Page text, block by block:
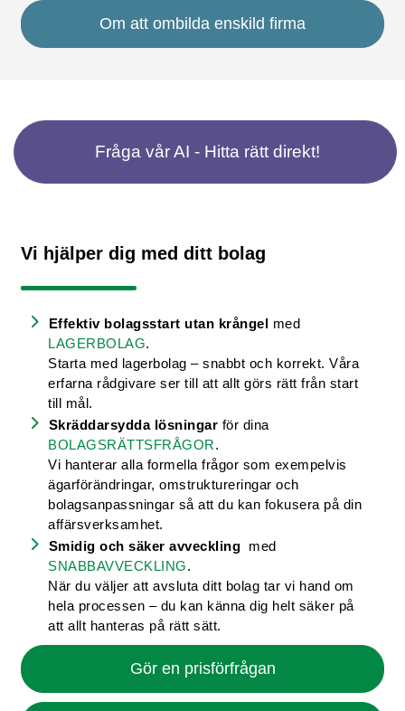
Om att ombilda enskild firma
Fråga vår AI - Hitta rätt direkt!
Vi hjälper dig med ditt bolag
Effektiv bolagsstart utan krångel med
LAGERBOLAG.
Starta med lagerbolag – snabbt och korrekt. Våra
erfarna rådgivare ser till att allt görs rätt från start
till mål.
Skräddarsydda lösningar för dina
BOLAGSRÄTTSFRÅGOR.
Vi hanterar alla formella frågor som exempelvis
ägarförändringar, omstruktureringar och
bolagsanpassningar så att du kan fokusera på din
affärsverksamhet.
Smidig och säker avveckling med
SNABBAVVECKLING.
När du väljer att avsluta ditt bolag tar vi hand om
hela processen – du kan känna dig helt säker på
att allt hanteras på rätt sätt.
Gör en prisförfrågan